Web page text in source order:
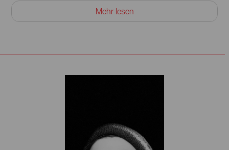
»Geboren 1976 in Nürnberg, bin ich mit Musik aus aller
Welt aufgewachsen. Ich habe während der Schulzeit Flöte,
Cicero oder Ayo auf der Bühne, habe den
Kontaktstudiengang für Popularmusik an der HfMT
absolviert (1999), in Amsterdam Jazzgesang studiert
Mehr lesen